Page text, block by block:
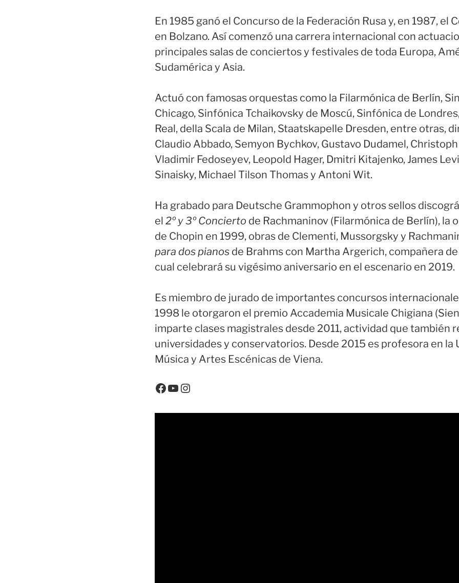
En 1985 ganó el Concurso de la Federación Rusa y, en 1987, el
en Bolzano. Así comenzó una carrera internacional con
principales salas de conciertos y festivales de toda Europa,
Sudamérica y Asia.
Actuó con famosas orquestas como la Filarmónica de Berlín,
Chicago, Sinfónica Tchaikovsky de Moscú, Sinfónica de
Real, della Scala de Milan, Staatskapelle Dresden, entre otras,
Claudio Abbado, Semyon Bychkov, Gustavo Dudamel,
Vladimir Fedoseyev, Leopold Hager, Dmitri Kitajenko, James
Sinaisky, Michael Tilson Thomas y Antoni Wit.
Ha grabado para Deutsche Grammophon y otros sellos
el 2º y 3º Concierto de Rachmaninov (Filarmónica de Berlín), la
de Chopin en 1999, obras de Clementi, Mussorgsky y
para dos pianos de Brahms con Martha Argerich, compañera
cual celebrará su vigésimo aniversario en el escenario en 2019.
Es miembro de jurado de importantes concursos
1998 le otorgaron el premio Accademia Musicale Chigiana
imparte clases magistrales desde 2011, actividad que también
universidades y conservatorios. Desde 2015 es profesora en la
Música y Artes Escénicas de Viena.
Facebook
YouTube
Instagram